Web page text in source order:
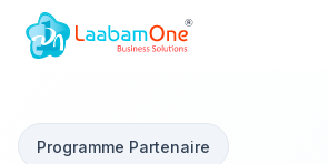
Programme Partenaire